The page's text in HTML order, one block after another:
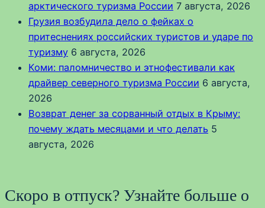
арктического туризма России 7 августа, 2026
Грузия возбудила дело о фейках о
притеснениях российских туристов и ударе по
туризму 6 августа, 2026
Коми: паломничество и этнофестивали как
драйвер северного туризма России 6 августа,
2026
Возврат денег за сорванный отдых в Крыму:
почему ждать месяцами и что делать 5
августа, 2026
Скоро в отпуск? Узнайте больше о